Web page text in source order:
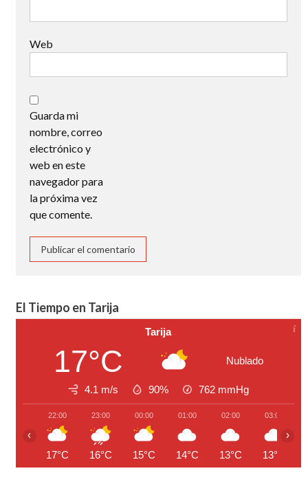
Web
Guarda mi
nombre, correo
electrónico y
web en este
navegador para
la próxima vez
que comente.
El Tiempo en Tarija
Tarija
17°C Nublado
4.1 m/s 90% 762 mmHg
22:00
17°C
23:00
16°C
00:00
15°C
01:00
14°C
02:00
13°C
03:00
13°C
‹ ›